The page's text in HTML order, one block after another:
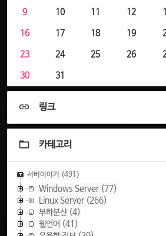
9 10 11 12
16 17 18 19
23 24 25 26
30 31
링크
카테고리
서버이야기 (491)
Windows Server(77)
Linux Server(266)
부하분산(4)
웹언어 (41)